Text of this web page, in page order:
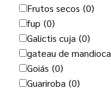
Frutos secos (0)
fup (0)
Galictis cuja (0)
gateau de mandioca
Goiás (0)
Guariroba (0)